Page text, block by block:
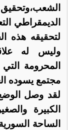
الديمقراطي
لتحقيقه هذه
وليس له
المحرومة
مجتمع يسوده
لقد وصل
الكبيرة
الساحة